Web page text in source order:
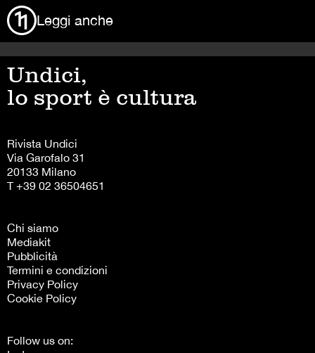
Leggi anche
Undici,
lo sport è cultura
Rivista Undici
Via Garofalo 31
20133 Milano
T +39 02 36504651
Chi siamo
Mediakit
Pubblicità
Termini e condizioni
Privacy Policy
Cookie Policy
Follow us on: